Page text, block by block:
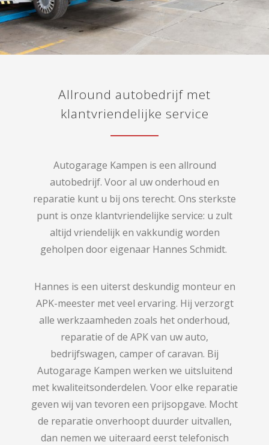
Allround autobedrijf met
klantvriendelijke service
Autogarage Kampen is een allround
autobedrijf. Voor al uw onderhoud en
reparatie kunt u bij ons terecht. Ons sterkste
punt is onze klantvriendelijke service: u zult
altijd vriendelijk en vakkundig worden
geholpen door eigenaar Hannes Schmidt.
Hannes is een uiterst deskundig monteur en
APK-meester met veel ervaring. Hij verzorgt
alle werkzaamheden zoals het onderhoud,
reparatie of de APK van uw auto,
bedrijfswagen, camper of caravan. Bij
Autogarage Kampen werken we uitsluitend
met kwaliteitsonderdelen. Voor elke reparatie
geven wij van tevoren een prijsopgave. Mocht
de reparatie onverhoopt duurder uitvallen,
dan nemen we uiteraard eerst telefonisch